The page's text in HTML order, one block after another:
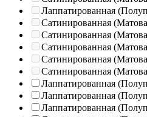
Лаппатированная
Сатинированная
Сатинированная
Сатинированная
Сатинированная
Сатинированная
Лаппатированная
Лаппатированная
Лаппатированная